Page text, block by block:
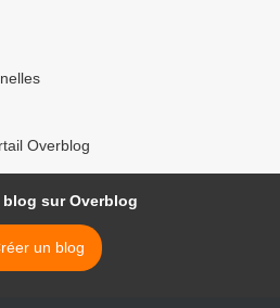
Overblog
blog sur Overblog
un blog